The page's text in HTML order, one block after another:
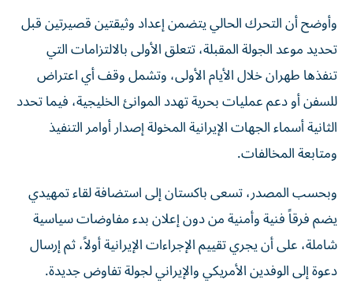
وأوضح أن التحرك الحالي يتضمن إعداد وثيقتين قصيرتين قبل
تحديد موعد الجولة المقبلة، تتعلق الأولى بالالتزامات التي
تنفذها طهران خلال الأيام الأولى، وتشمل وقف أي اعتراض
للسفن أو دعم عمليات بحرية تهدد الموانئ الخليجية، فيما تحدد
الثانية أسماء الجهات الإيرانية المخولة إصدار أوامر التنفيذ
ومتابعة المخالفات.
وبحسب المصدر، تسعى باكستان إلى استضافة لقاء تمهيدي
يضم فرقاً فنية وأمنية من دون إعلان بدء مفاوضات سياسية
شاملة، على أن يجري تقييم الإجراءات الإيرانية أولاً، ثم إرسال
دعوة إلى الوفدين الأمريكي والإيراني لجولة تفاوض جديدة.